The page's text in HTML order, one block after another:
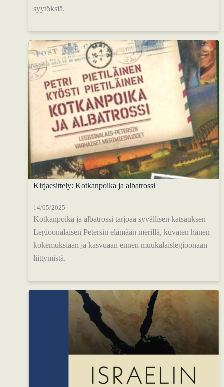
syytöksiä.
Kirjaesittely: Kotkanpoika ja albatrossi
14/05/2025
Kotkanpoika ja albatrossi tarjoaa syvällisen katsauksen
Legioonalaisen Petersin elämään merillä, kuvaten hänen
kokemuksiaan ja kasvuaan ennen muukalaislegioonaan
liittymistä.